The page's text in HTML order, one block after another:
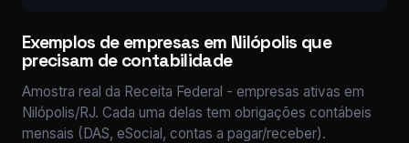
Exemplos de empresas em Nilópolis que
precisam de contabilidade
Amostra real da Receita Federal - empresas ativas em
Nilópolis/RJ. Cada uma delas tem obrigações contábeis
mensais (DAS, eSocial, contas a pagar/receber).